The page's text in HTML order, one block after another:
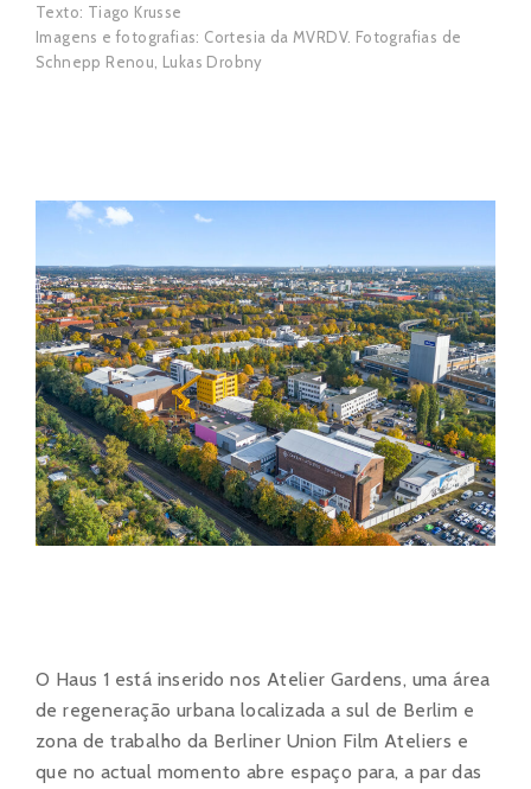
Texto: Tiago Krusse
Imagens e fotografias: Cortesia da MVRDV. Fotografias de
Schnepp Renou, Lukas Drobny
O Haus 1 está inserido nos Atelier Gardens, uma área
de regeneração urbana localizada a sul de Berlim e
zona de trabalho da Berliner Union Film Ateliers e
que no actual momento abre espaço para, a par das